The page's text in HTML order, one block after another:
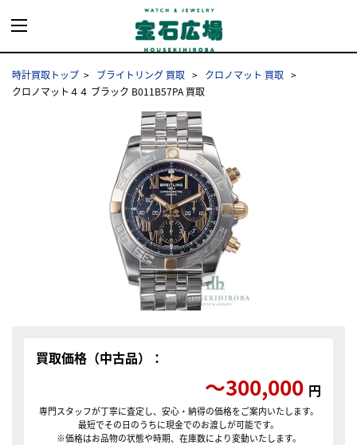
時計買取トップ ブライトリング 買取
クロノマット 買取
クロノマット４４ ブラック B011B57PA 買取
買取価格（中古品）：
〜300,000 円
専門スタッフが丁寧に査定し、安心・納得の価格をご案内いたします。
最短でその日のうちに現金でのお渡しが可能です。
※価格はお品物の状態や時期、在庫数により変動いたします。